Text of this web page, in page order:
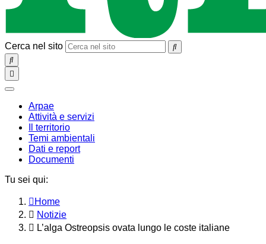
Cerca nel sito
SEARCH
Toggle
navigation
chiudi
Arpae
Attività e servizi
Il territorio
Temi ambientali
Dati e report
Documenti
Tu sei qui:
Home
Notizie
L’alga Ostreopsis ovata lungo le coste italiane